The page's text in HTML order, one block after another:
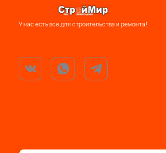
У нас есть все для строительства и ремонта!